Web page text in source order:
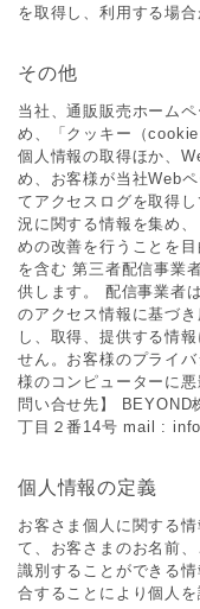
を取得し、利用する場合
その他
当社、通販販売ホーム
め、「クッキー（
個人情報の取得ほか、
め、お客様が当社Web
てアクセスログを取得
況に関する情報を集め
めの改善を行うことを
を含む 第三者配信事業
供します。 配信事業者
のアクセス情報に基づ
し、取得、提供する情
せん。お客様のプライ
様のコンピューターに
問い合せ先】 BEYOND
丁目２番14号 mail :
個人情報の定義
お客さま個人に関する
て、お客さまのお名前
識別することができる
合することにより個人